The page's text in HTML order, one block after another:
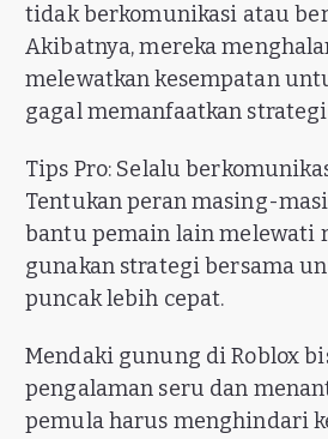
tidak berkomunikasi atau
Akibatnya, mereka
melewatkan kesempatan
gagal memanfaatkan
Tips Pro: Selalu
Tentukan peran masing-
bantu pemain lain melewati
gunakan strategi bersama
puncak lebih cepat.
Mendaki gunung di Roblox
pengalaman seru dan
pemula harus menghindari